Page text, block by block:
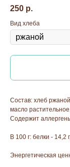
250 р.
Вид хлеба
Состав: хлеб
масло
Содержит
В 100 г: белки - 14,2
Энергетическая